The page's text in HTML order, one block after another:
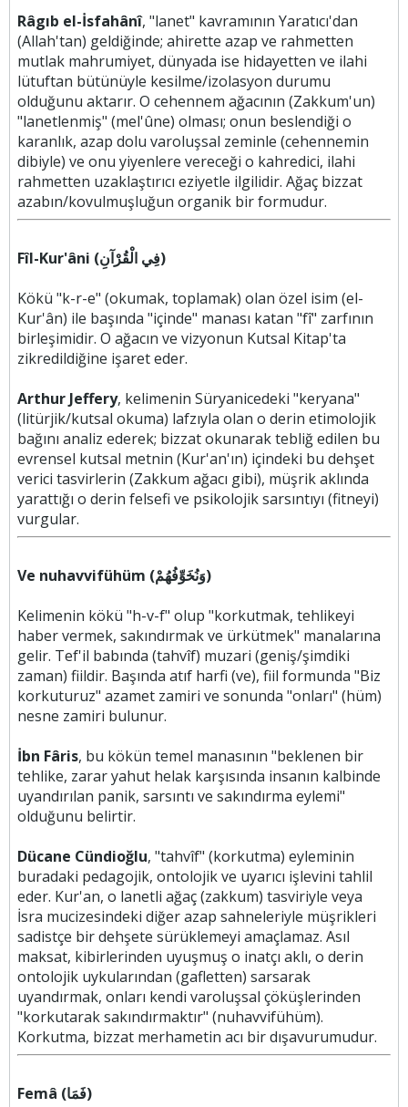
Râgıb el-İsfahânî, "lanet" kavramının Yaratıcı'dan
(Allah'tan) geldiğinde; ahirette azap ve rahmetten
mutlak mahrumiyet, dünyada ise hidayetten ve ilahi
lütuftan bütünüyle kesilme/izolasyon durumu
olduğunu aktarır. O cehennem ağacının (Zakkum'un)
"lanetlenmiş" (mel'ûne) olması; onun beslendiği o
karanlık, azap dolu varoluşsal zeminle (cehennemin
dibiyle) ve onu yiyenlere vereceği o kahredici, ilahi
rahmetten uzaklaştırıcı eziyetle ilgilidir. Ağaç bizzat
azabın/kovulmuşluğun organik bir formudur.
Fîl-Kur'âni (فِي الْقُرْآنِ)
Kökü "k-r-e" (okumak, toplamak) olan özel isim (el-
Kur'ân) ile başında "içinde" manası katan "fî" zarfının
birleşimidir. O ağacın ve vizyonun Kutsal Kitap'ta
zikredildiğine işaret eder.
Arthur Jeffery, kelimenin Süryanicedeki "keryana"
(litürjik/kutsal okuma) lafzıyla olan o derin etimolojik
bağını analiz ederek; bizzat okunarak tebliğ edilen bu
evrensel kutsal metnin (Kur'an'ın) içindeki bu dehşet
verici tasvirlerin (Zakkum ağacı gibi), müşrik aklında
yarattığı o derin felsefi ve psikolojik sarsıntıyı (fitneyi)
vurgular.
Ve nuhavvifühüm (وَنُخَوِّفُهُمْ)
Kelimenin kökü "h-v-f" olup "korkutmak, tehlikeyi
haber vermek, sakındırmak ve ürkütmek" manalarına
gelir. Tef'il babında (tahvîf) muzari (geniş/şimdiki
zaman) fiildir. Başında atıf harfi (ve), fiil formunda "Biz
korkuturuz" azamet zamiri ve sonunda "onları" (hüm)
nesne zamiri bulunur.
İbn Fâris, bu kökün temel manasının "beklenen bir
tehlike, zarar yahut helak karşısında insanın kalbinde
uyandırılan panik, sarsıntı ve sakındırma eylemi"
olduğunu belirtir.
Dücane Cündioğlu, "tahvîf" (korkutma) eyleminin
buradaki pedagojik, ontolojik ve uyarıcı işlevini tahlil
eder. Kur'an, o lanetli ağaç (zakkum) tasviriyle veya
İsra mucizesindeki diğer azap sahneleriyle müşrikleri
sadistçe bir dehşete sürüklemeyi amaçlamaz. Asıl
maksat, kibirlerinden uyuşmuş o inatçı aklı, o derin
ontolojik uykularından (gafletten) sarsarak
uyandırmak, onları kendi varoluşsal çöküşlerinden
"korkutarak sakındırmaktır" (nuhavvifühüm).
Korkutma, bizzat merhametin acı bir dışavurumudur.
Femâ (فَمَا)